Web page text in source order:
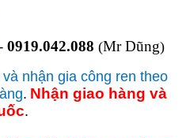
0919.042.088 (Mr Dũng)
nhận gia công ren theo
. Nhận giao hàng và
.